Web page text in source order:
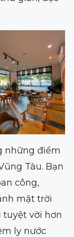
những điểm
Tàu. Bạn
công,
mặt trời
tuyệt vời hơn
ly nước